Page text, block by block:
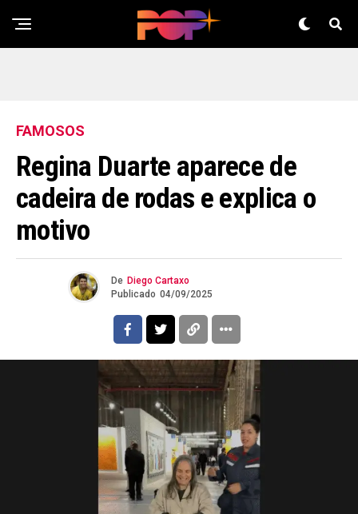
FAMOSOS
Regina Duarte aparece de
cadeira de rodas e explica o
motivo
De Diego Cartaxo
Publicado 04/09/2025